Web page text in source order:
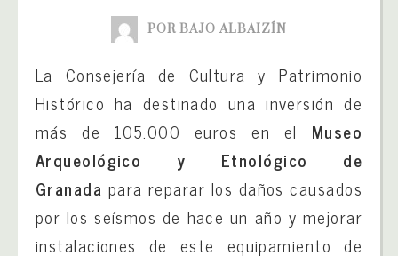
POR BAJO ALBAIZÍN
La Consejería de Cultura y Patrimonio
Histórico ha destinado una inversión de
más de 105.000 euros en el Museo
Arqueológico y Etnológico de
Granada para reparar los daños causados
por los seísmos de hace un año y mejorar
instalaciones de este equipamiento de